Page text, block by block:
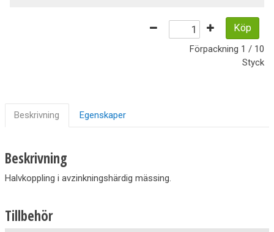
Köp
Förpackning 1 / 10
Styck
Beskrivning Egenskaper
Beskrivning
Halvkoppling i avzinkningshärdig mässing.
Tillbehör